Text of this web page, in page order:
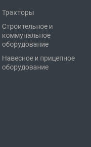
Тракторы
Строительное и
коммунальное
оборудование
Навесное и прицепное
оборудование